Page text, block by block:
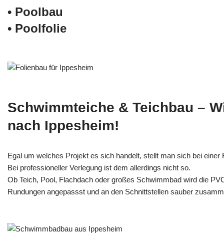
• Poolbau
• Poolfolie
Schwimmteiche & Teichbau –
nach Ippesheim!
Egal um welches Projekt es sich handelt, stellt man sich bei einer
Bei professioneller Verlegung ist dem allerdings nicht so.
Ob Teich, Pool, Flachdach oder großes Schwimmbad wird die
Rundungen angepassst und an den Schnittstellen sauber